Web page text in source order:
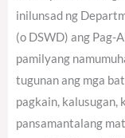
inilunsad ng
(o DSWD) ang Pag-
pamilyang
tugunan ang mga
pagkain, kalusugan,
pansamantalang